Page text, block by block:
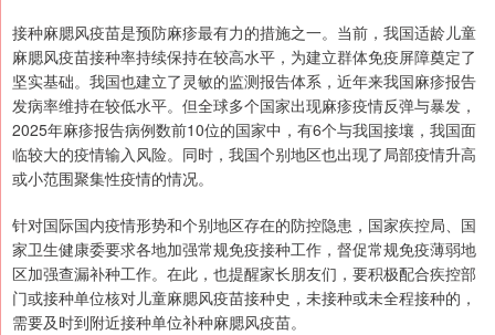
接种麻腮风疫苗是预防麻疹最有力的措施之一。当前，我国适龄儿童
麻腮风疫苗接种率持续保持在较高水平，为建立群体免疫屏障奠定了
坚实基础。我国也建立了灵敏的监测报告体系，近年来我国麻疹报告
发病率维持在较低水平。但全球多个国家出现麻疹疫情反弹与暴发，
2025年麻疹报告病例数前10位的国家中，有6个与我国接壤，我国面
临较大的疫情输入风险。同时，我国个别地区也出现了局部疫情升高
或小范围聚集性疫情的情况。
针对国际国内疫情形势和个别地区存在的防控隐患，国家疾控局、国
家卫生健康委要求各地加强常规免疫接种工作，督促常规免疫薄弱地
区加强查漏补种工作。在此，也提醒家长朋友们，要积极配合疾控部
门或接种单位核对儿童麻腮风疫苗接种史，未接种或未全程接种的，
需要及时到附近接种单位补种麻腮风疫苗。